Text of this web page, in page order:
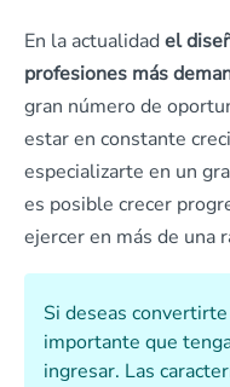
En la actualidadel
profesiones más
gran número de
estar en constante
especializarte en un
es posible crecer
ejercer en más de una
Si deseas
importante que
ingresar. Las